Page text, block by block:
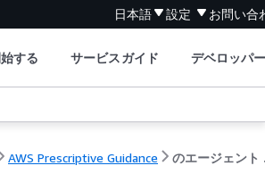
日本語 設定 お問い合
する サービスガイド デベロッパ
AWS Prescriptive Guidance のエ